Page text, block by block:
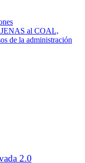
al COAL,
de la administración
2.0